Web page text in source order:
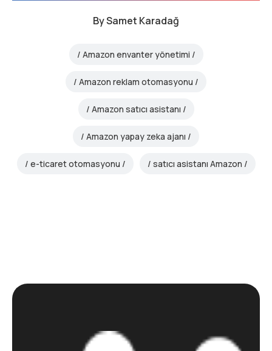
BySamet Karadağ
Amazon envanter yönetimi
Amazon reklam otomasyonu
Amazon satıcı asistanı
Amazon yapay zeka ajanı
e-ticaret otomasyonu satıcı asistanı Amazon